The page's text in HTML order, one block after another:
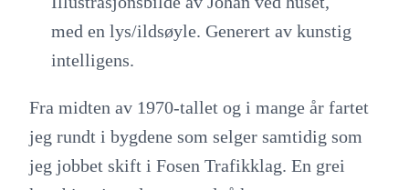
med en lys/ildsøyle. Generert av kunstig
intelligens.
Fra midten av 1970-tallet og i mange år fartet
jeg rundt i bygdene som selger samtidig som
jeg jobbet skift i Fosen Trafikklag. En grei